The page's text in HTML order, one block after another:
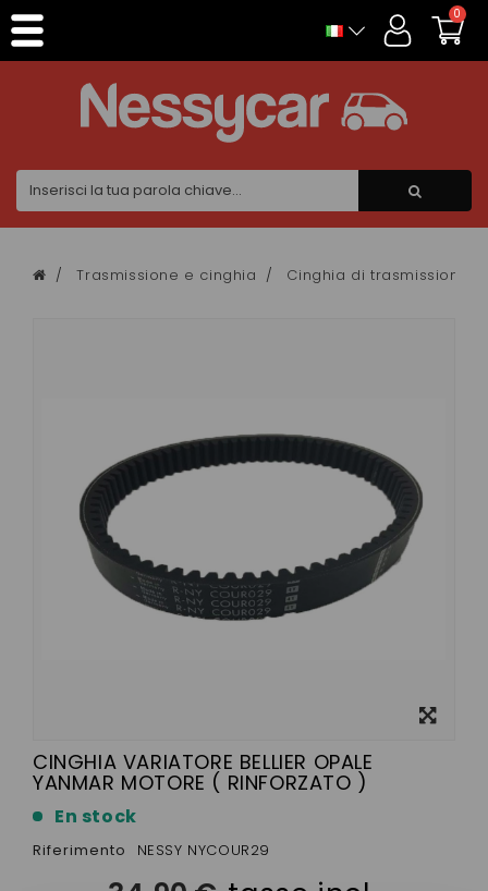
0
Trasmissione e cinghia Cinghia di trasmissione
CINGHIA VARIATORE BELLIER OPALE
YANMAR MOTORE ( RINFORZATO )
En stock
Riferimento NESSY NYCOUR29
Pannello di gestione dei cookies